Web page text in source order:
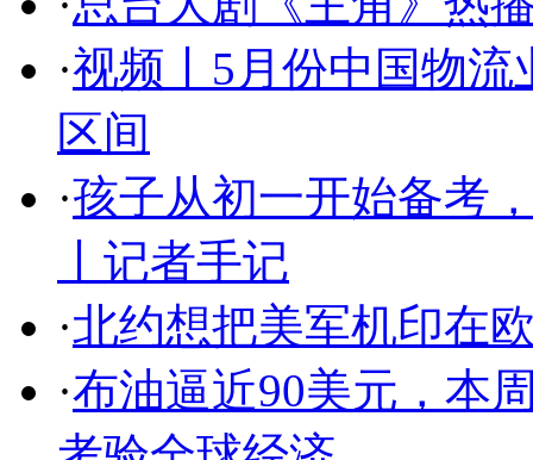
·视频丨5月份中国物流
区间
·孩子从初一开始备考
丨记者手记
·北约想把美军机印在
·布油逼近90美元，本